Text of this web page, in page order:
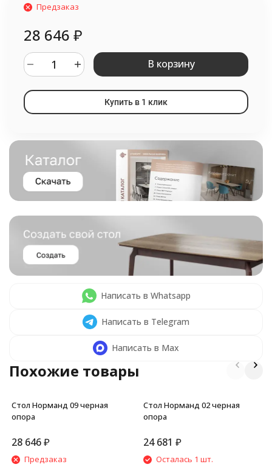
Предзаказ
28 646 ₽
В корзину
Купить в 1 клик
Написать в Whatsapp
Написать в Telegram
Написать в Max
Похожие товары
Стол Норманд 09 черная
опора
28 646₽
Предзаказ
Стол Норманд 02 черная
опора
24 681 ₽
Осталась 1 шт.